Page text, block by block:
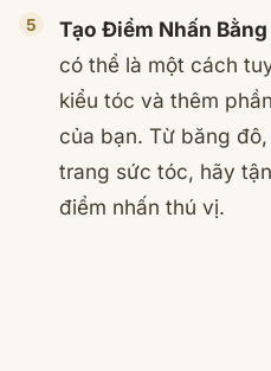
Tạo Điểm Nhấn
có thể là một cách
kiểu tóc và thêm
của bạn. Từ băng
trang sức tóc, hãy
điểm nhấn thú vị.